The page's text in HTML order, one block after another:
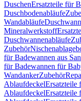
DuschenErsatzteile für
Duschbodenabläufe
Wandabläufe
Mineralwerkstoff
Duschwannenabläufe
Zubehör
für Badewannen aus
für Badewannen für
WandankerZubehör
AblaufdeckelErsatzteile
AblaufdeckelErsatzteile